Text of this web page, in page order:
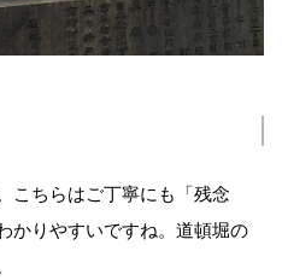
こちらはご丁寧にも「残念
かりやすいですね。道頓堀の